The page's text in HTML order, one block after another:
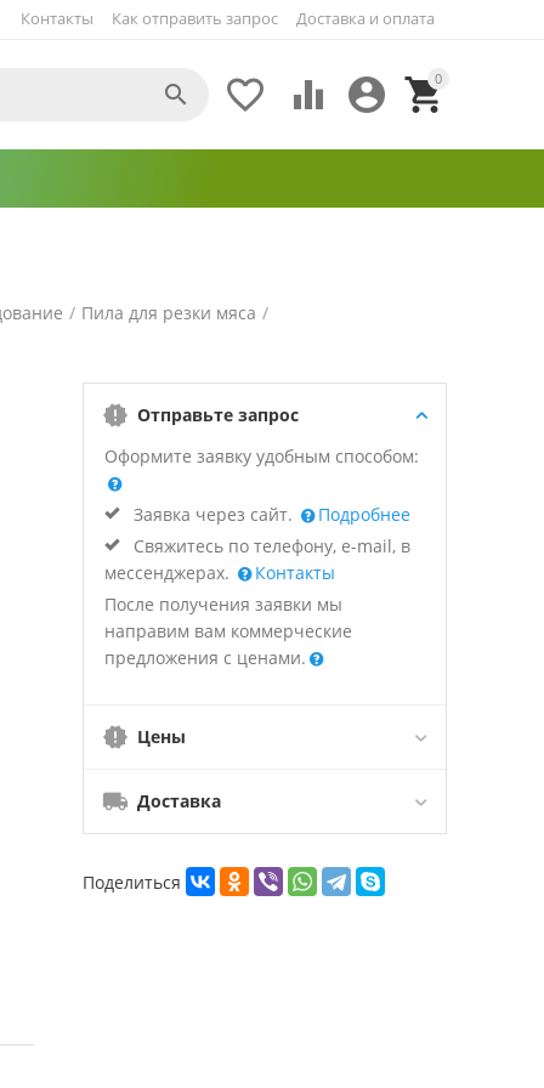
Как отправить запрос Доставка и оплата
Контакты
0


 

/ Пила для резки мяса /
Отправьте запрос
Оформите заявку удобным способом:
Заявка через сайт.
Подробнее
Свяжитесь по телефону, e-mail, в
мессенджерах.
Контакты
После получения заявки мы
направим вам коммерческие
предложения с ценами.
Цены
Доставка
Поделиться